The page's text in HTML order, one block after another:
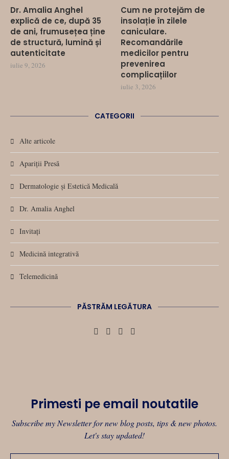
Dr. Amalia Anghel
explică de ce, după 35
de ani, frumusețea ține
de structură, lumină și
autenticitate
iulie 9, 2026
Cum ne protejăm de
insolație în zilele
caniculare.
Recomandările
medicilor pentru
prevenirea
complicațiilor
iulie 3, 2026
CATEGORII
Alte articole
Apariții Presă
Dermatologie și Estetică Medicală
Dr. Amalia Anghel
Invitați
Medicină integrativă
Telemedicină
PĂSTRĂM LEGĂTURA
Primesti pe email noutatile
Subscribe my Newsletter for new blog posts, tips & new photos.
Let's stay updated!